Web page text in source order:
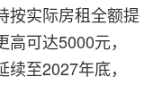
按实际房租全额提
可达5000元，
至2027年底，